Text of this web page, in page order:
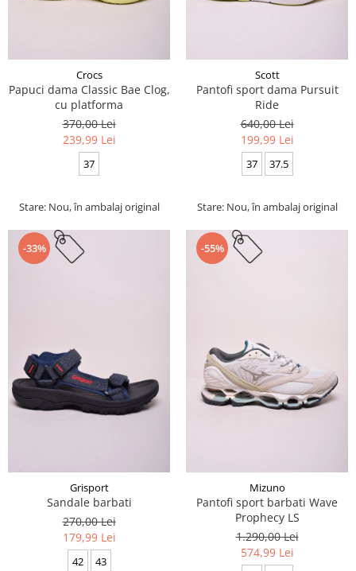
Crocs
Papuci dama Classic Bae Clog,
cu platforma
370,00 Lei
239,99 Lei
37
Stare: Nou, în ambalaj original
Scott
Pantofi sport dama Pursuit
Ride
640,00 Lei
199,99 Lei
37 37.5
Stare: Nou, în ambalaj original
-33%
Grisport
Sandale barbati
270,00 Lei
179,99 Lei
42 43
-55%
Mizuno
Pantofi sport barbati Wave
Prophecy LS
1.290,00 Lei
574,99 Lei